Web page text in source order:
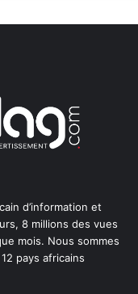
d’information et
8 millions des vues
mois. Nous sommes
pays africains